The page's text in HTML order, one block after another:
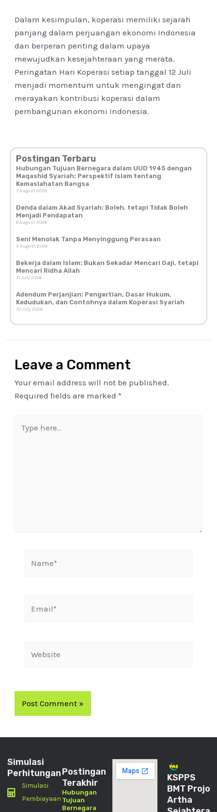
Dalam kesimpulan, koperasi memiliki sejarah
panjang dalam perjuangan ekonomi Indonesia
dan berperan penting dalam upaya
mewujudkan kesejahteraan yang merata.
Peringatan Hari Koperasi setiap tanggal 12 Juli
menjadi momentum untuk mengingat dan
merayakan kontribusi koperasi dalam
pembangunan ekonomi Indonesia.
Postingan Terbaru
Hubungan Tujuan Bernegara dalam UUD 1945 dengan
Maqashid Syariah: Perspektif Islam tentang
Kemaslahatan Bangsa
7 August 2026
Denda dalam Akad Syariah: Boleh, tetapi Tidak Boleh
Menjadi Pendapatan
6 August 2026
Seni Menolak Tanpa Menyinggung Perasaan
3 August 2026
Bekerja dalam Islam: Bukan Sekadar Mencari Gaji, tetapi
Mencari Ridha Allah
31 July 2026
Adendum Perjanjian: Pengertian, Dasar Hukum,
Kedudukan, dan Contohnya dalam Koperasi Syariah
30 July 2026
Leave a Comment
Your email address will not be published.
Required fields are marked *
Simulasi
Perhitungan
Simulasi
Pembiayaan
Postingan
Terakhir
Hubungan
Tujuan
Bernegara
KSPPS
BMT Projo
Artha